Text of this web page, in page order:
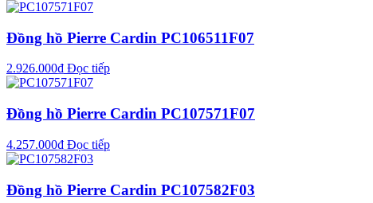
Đồng hồ Pierre Cardin PC106511F07
2.926.000₫ Đọc tiếp
Đồng hồ Pierre Cardin PC107571F07
4.257.000₫ Đọc tiếp
Đồng hồ Pierre Cardin PC107582F03